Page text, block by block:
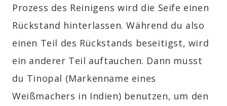
Prozess des Reinigens wird die Seife einen
Rückstand hinterlassen. Während du also
einen Teil des Rückstands beseitigst, wird
ein anderer Teil auftauchen. Dann musst
du Tinopal (Markenname eines
Weißmachers in Indien) benutzen, um den